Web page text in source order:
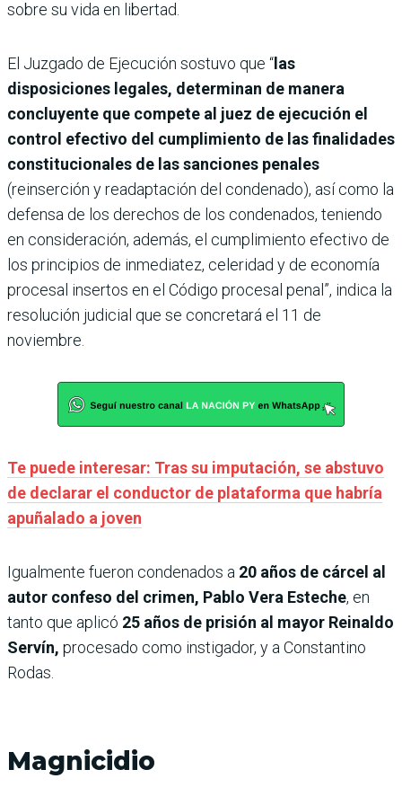
sobre su vida en libertad.
El Juzgado de Ejecución sostuvo que “las
disposiciones legales, determinan de manera
concluyente que compete al juez de ejecución el
control efectivo del cumplimiento de las finalidades
constitucionales de las sanciones penales
(reinserción y readaptación del condenado), así como la
defensa de los derechos de los condenados, teniendo
en consideración, además, el cumplimiento efectivo de
los principios de inmediatez, celeridad y de economía
procesal insertos en el Código procesal penal”, indica la
resolución judicial que se concretará el 11 de
noviembre.
Te puede interesar: Tras su imputación, se abstuvo
de declarar el conductor de plataforma que habría
apuñalado a joven
Igualmente fueron condenados a 20 años de cárcel al
autor confeso del crimen, Pablo Vera Esteche, en
tanto que aplicó 25 años de prisión al mayor Reinaldo
Servín, procesado como instigador, y a Constantino
Rodas.
Magnicidio